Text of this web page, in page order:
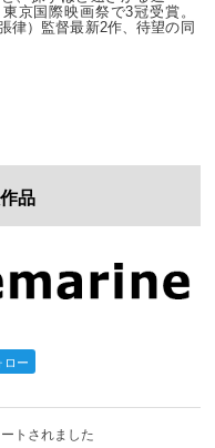
京国際映画祭で3冠受賞。
律）監督最新2作、待望の同
品
ロー
トされました